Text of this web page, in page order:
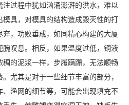
过程中犹如汹涌澎湃的洪水，难以
具，对模具的结构造成毁灭性的打
，功败垂成，如同精心构建的大厦
叹息。相反，如果温度过低，铜液
的泥浆一样，步履蹒跚，无法顺畅
尤其是对于一些细节丰富的部分，
渔网的细节等，可能会出现填充不